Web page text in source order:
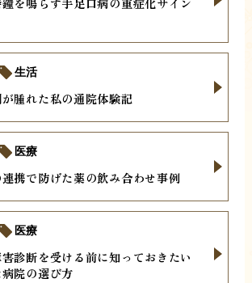
腫れた私の通院体験記
生活
携で防げた薬の飲み合わせ事例
医療
診断を受ける前に知っておきたい
院の選び方
医療